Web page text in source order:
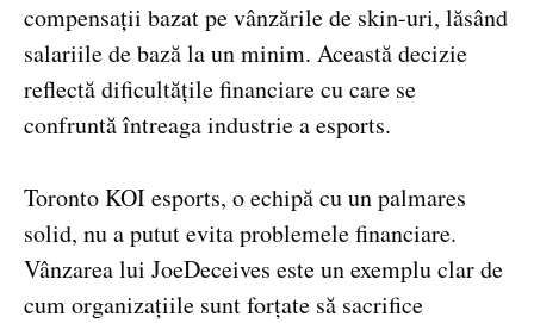
compensații bazat pe vânzările de skin-uri, lăsând
salariile de bază la un minim. Această decizie
reflectă dificultățile financiare cu care se
confruntă întreaga industrie a esports.
Toronto KOI esports, o echipă cu un palmares
solid, nu a putut evita problemele financiare.
Vânzarea lui JoeDeceives este un exemplu clar de
cum organizațiile sunt forțate să sacrifice